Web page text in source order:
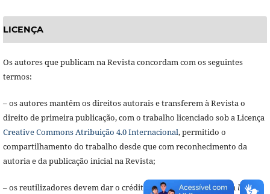
LICENÇA
Os autores que publicam na Revista concordam com os seguintes
termos:
– os autores mantêm os direitos autorais e transferem à Revista o
direito de primeira publicação, com o trabalho licenciado sob a Licença
Creative Commons Atribuição 4.0 Internacional, permitido o
compartilhamento do trabalho desde que com reconhecimento da
autoria e da publicação inicial na Revista;
– os reutilizadores devem dar o crédito apropriado, prover um link